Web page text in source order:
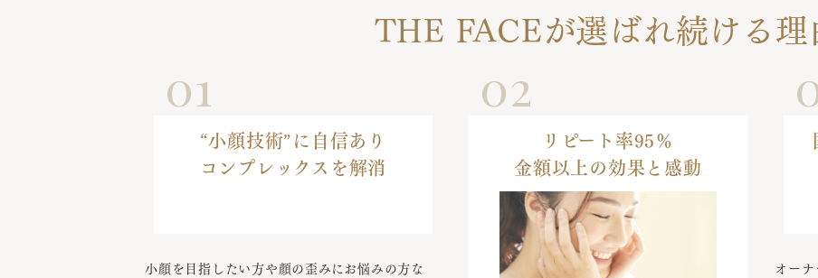
THE FACEが選ばれ続ける理
01
“小顔技術”に自信あり
コンプレックスを解消
小顔を目指したい方や顔の歪みにお悩みの方な
02
リピート率95％
金額以上の効果と感動
オー